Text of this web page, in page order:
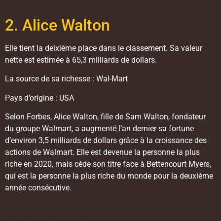
2. Alice Walton
Elle tient la deixième place dans le classement. Sa valeur
nette est estimée à 65,3 milliards de dollars.
La source de sa richesse : Wal-Mart
Pays d’origine : USA
Selon Forbes, Alice Walton, fille de Sam Walton, fondateur
du groupe Walmart, a augmenté l’an dernier sa fortune
d’environ 3,5 milliards de dollars grâce à la croissance des
actions de Walmart. Elle est devenue la personne la plus
riche en 2020, mais cède son titre face à Bettencourt Myers,
qui est la personne la plus riche du monde pour la deuxième
année consécutive.